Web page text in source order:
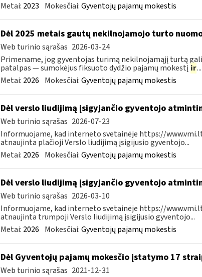
Metai: 2023 Mokesčiai:Gyventojų pajamų mokestis
Dėl 2025 metais gautų nekilnojamojo turto
Web turinio sąrašas 2026-03-24
Primename, jog gyventojas turimą nekilnojamąjį turtą
patalpas — sumokėjus fiksuoto dydžio pajamų mokestį ir...
Metai: 2026 Mokesčiai:Gyventojų pajamų mokestis
Dėl verslo liudijimą įsigyjančio gyventojo
Web turinio sąrašas 2026-07-23
Informuojame, kad interneto svetainėje https://
atnaujinta plačioji Verslo liudijimą įsigijusio gyventojo...
Metai: 2026 Mokesčiai:Gyventojų pajamų mokestis
Dėl verslo liudijimą įsigyjančio gyventojo
Web turinio sąrašas 2026-03-10
Informuojame, kad interneto svetainėje https://
atnaujinta trumpoji Verslo liudijimą įsigijusio gyventojo...
Metai: 2026 Mokesčiai:Gyventojų pajamų mokestis
Dėl Gyventojų pajamų mokesčio įstatymo 17
Web turinio sąrašas 2021-12-31